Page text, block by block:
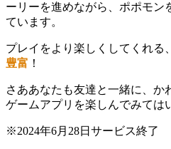
ーリーを進めながら、ポポモン
ています。
プレイをより楽しくしてくれる、
豊富 ！
さああなたも友達と一緒に、か
ゲームアプリを楽しんでみては
※2024年6月28日サービス終了